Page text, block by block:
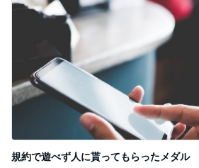
規約で遊べず人に貰ってもらったメダル